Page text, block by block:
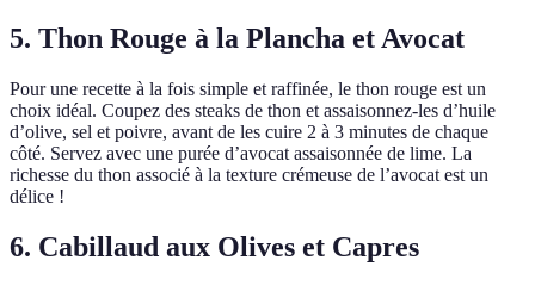
5. Thon Rouge à la Plancha et Avocat
Pour une recette à la fois simple et raffinée, le thon rouge est un
choix idéal. Coupez des steaks de thon et assaisonnez-les d’huile
d’olive, sel et poivre, avant de les cuire 2 à 3 minutes de chaque
côté. Servez avec une purée d’avocat assaisonnée de lime. La
richesse du thon associé à la texture crémeuse de l’avocat est un
délice !
6. Cabillaud aux Olives et Capres